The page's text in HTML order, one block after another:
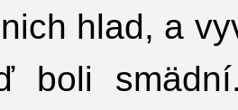
hlad, a
boli